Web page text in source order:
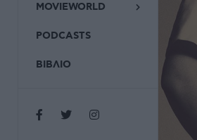
MOVIEWORLD
PODCASTS
ΒΙΒΛΙΟ